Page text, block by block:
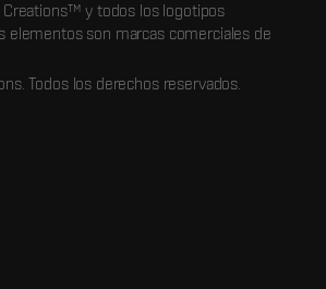
Creations™ y todos los logotipos
elementos son marcas comerciales de
Todos los derechos reservados.